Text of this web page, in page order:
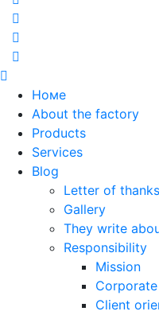
Номе
About the factory
Products
Services
Blog
Letter of thanks
Gallery
They write
Responsibility
Mission
Client